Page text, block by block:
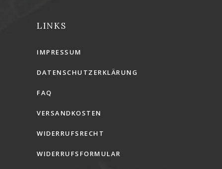
LINKS
IMPRESSUM
DATENSCHUTZERKLÄRUNG
FAQ
VERSANDKOSTEN
WIDERRUFSRECHT
WIDERRUFSFORMULAR